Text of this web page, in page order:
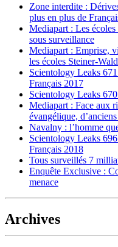
Zone interdite :
plus en plus de
Mediapart : Les
sous surveillance
Mediapart : Emprise,
les écoles Steiner-
Scientology Leaks
Français 2017
Scientology Leaks
Mediapart : Face aux
évangélique,
Navalny : l’homme
Scientology Leaks
Français 2018
Tous surveillés 7
Enquête Exclusive :
menace
Archives